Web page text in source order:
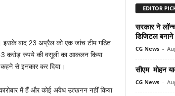
इसके बाद 23 अप्रैल को एक जांच टीम गठित
करोड़ रुपये की वसूली का आकलन किया
से इनकार कर दिया।
में हैं और कोई अवैध उत्खनन नहीं किया
EDITOR
सरकार ने
डिजिटल बनाने
CG News -
सीएम मोहन
CG News -